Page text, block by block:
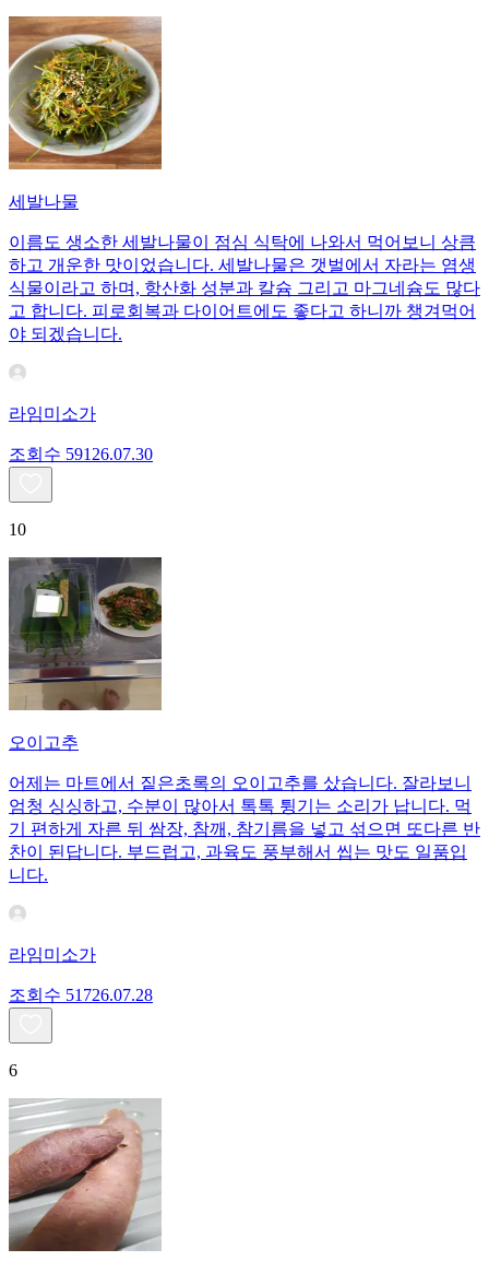
세발나물
이름도 생소한 세발나물이 점심 식탁에 나와서 먹어보니 상큼
하고 개운한 맛이었습니다. 세발나물은 갯벌에서 자라는 염생
식물이라고 하며, 항산화 성분과 칼슘 그리고 마그네슘도 많다
고 합니다. 피로회복과 다이어트에도 좋다고 하니까 챙겨먹어
야 되겠습니다.
라임미소가
조회수 591 26.07.30
10
오이고추
어제는 마트에서 짙은초록의 오이고추를 샀습니다. 잘라보니
엄청 싱싱하고, 수분이 많아서 톡톡 튕기는 소리가 납니다. 먹
기 편하게 자른 뒤 쌈장, 참깨, 참기름을 넣고 섞으면 또다른 반
찬이 된답니다. 부드럽고, 과육도 풍부해서 씹는 맛도 일품입
니다.
라임미소가
조회수 51726.07.28
6